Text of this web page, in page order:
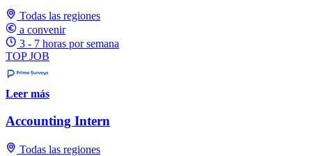
Todas las regiones
a convenir
3 - 7 horas por semana
TOP JOB
Leer más
Accounting Intern
Todas las regiones